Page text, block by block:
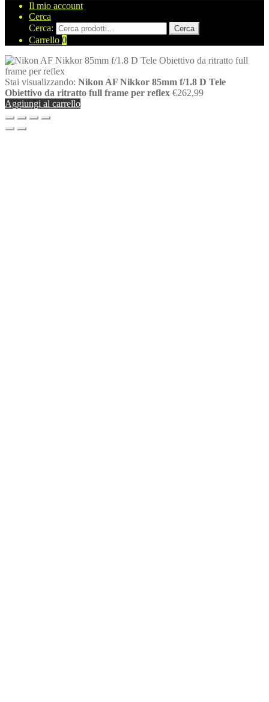
Il mio account
Cerca
Cerca:
Cerca
Carrello 0
Stai visualizzando: Nikon AF Nikkor 85mm f/1.8 D Tele
Obiettivo da ritratto full frame per reflex €262,99
Aggiungi al carrello